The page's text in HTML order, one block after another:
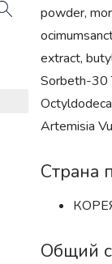
powder,
extract,
Sorbeth-30
Artemisia
Страна
Общий